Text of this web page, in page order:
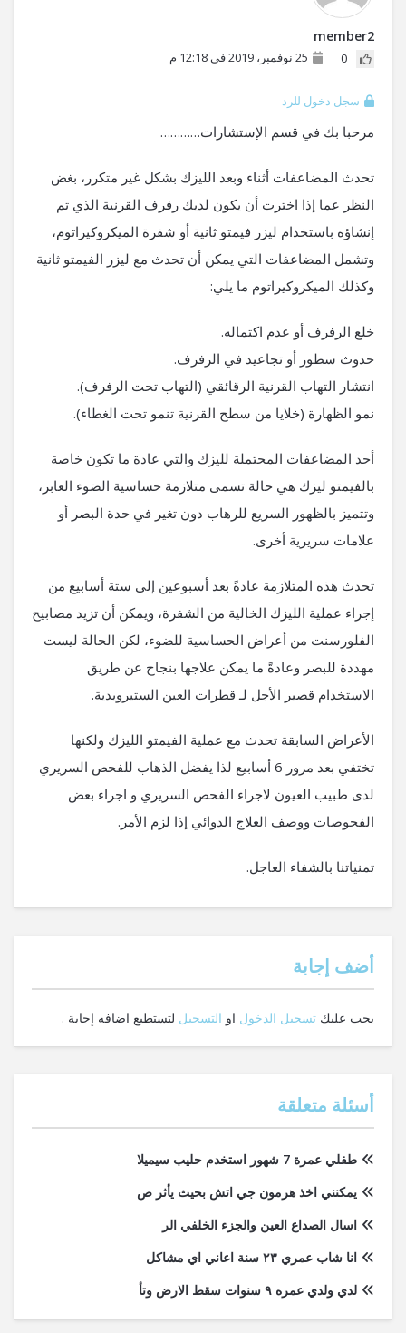
member2
0 25 نوفمبر، 2019 في 12:18 م
سجل دخول للرد
مرحبا بك في قسم الإستشارات…………
تحدث المضاعفات أثناء وبعد الليزك بشكل غير متكرر، بغض
النظر عما إذا اخترت أن يكون لديك رفرف القرنية الذي تم
إنشاؤه باستخدام ليزر فيمتو ثانية أو شفرة الميكروكيراتوم،
وتشمل المضاعفات التي يمكن أن تحدث مع ليزر الفيمتو ثانية
وكذلك الميكروكيراتوم ما يلي:
خلع الرفرف أو عدم اكتماله.
حدوث سطور أو تجاعيد في الرفرف.
انتشار التهاب القرنية الرقائقي (التهاب تحت الرفرف).
نمو الظهارة (خلايا من سطح القرنية تنمو تحت الغطاء).
أحد المضاعفات المحتملة لليزك والتي عادة ما تكون خاصة
بالفيمتو ليزك هي حالة تسمى متلازمة حساسية الضوء العابر،
وتتميز بالظهور السريع للرهاب دون تغير في حدة البصر أو
علامات سريرية أخرى.
تحدث هذه المتلازمة عادةً بعد أسبوعين إلى ستة أسابيع من
إجراء عملية الليزك الخالية من الشفرة، ويمكن أن تزيد مصابيح
الفلورسنت من أعراض الحساسية للضوء، لكن الحالة ليست
مهددة للبصر وعادةً ما يمكن علاجها بنجاح عن طريق
الاستخدام قصير الأجل لـ قطرات العين الستيرويدية.
الأعراض السابقة تحدث مع عملية الفيمتو الليزك ولكنها
تختفي بعد مرور 6 أسابيع لذا يفضل الذهاب للفحص السريري
لدى طبيب العيون لاجراء الفحص السريري و اجراء بعض
الفحوصات ووصف العلاج الدوائي إذا لزم الأمر.
تمنياتنا بالشفاء العاجل.
‫أضف إجابة
يجب عليك تسجيل الدخول او التسجيل لتستطيع اضافه إجابة .
أسئلة متعلقة
طفلي عمرة 7 شهور استخدم حليب سيميلا
يمكنني اخذ هرمون جي اتش بحيث يأثر ص
اسال الصداع العين والجزء الخلفي الر
انا شاب عمري ٢٣ سنة اعاني اي مشاكل
لدي ولدي عمره ٩ سنوات سقط الارض وتأ